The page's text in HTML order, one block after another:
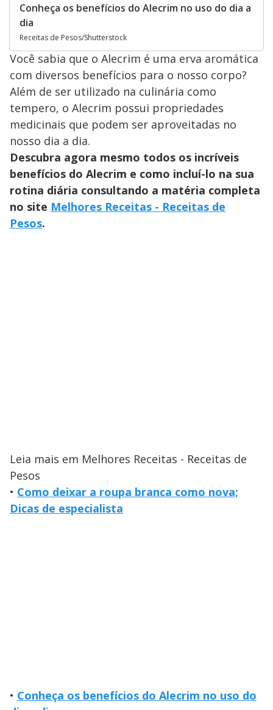
Conheça os benefícios do Alecrim no uso do dia a
dia
Receitas de Pesos/Shutterstock
Você sabia que o Alecrim é uma erva aromática
com diversos benefícios para o nosso corpo?
Além de ser utilizado na culinária como
tempero, o Alecrim possui propriedades
medicinais que podem ser aproveitadas no
nosso dia a dia.
Descubra agora mesmo todos os incríveis
benefícios do Alecrim e como incluí-lo na sua
rotina diária consultando a matéria completa
no site Melhores Receitas - Receitas de
Pesos.
Leia mais em Melhores Receitas - Receitas de
Pesos
• Como deixar a roupa branca como nova;
Dicas de especialista
• Conheça os benefícios do Alecrim no uso do